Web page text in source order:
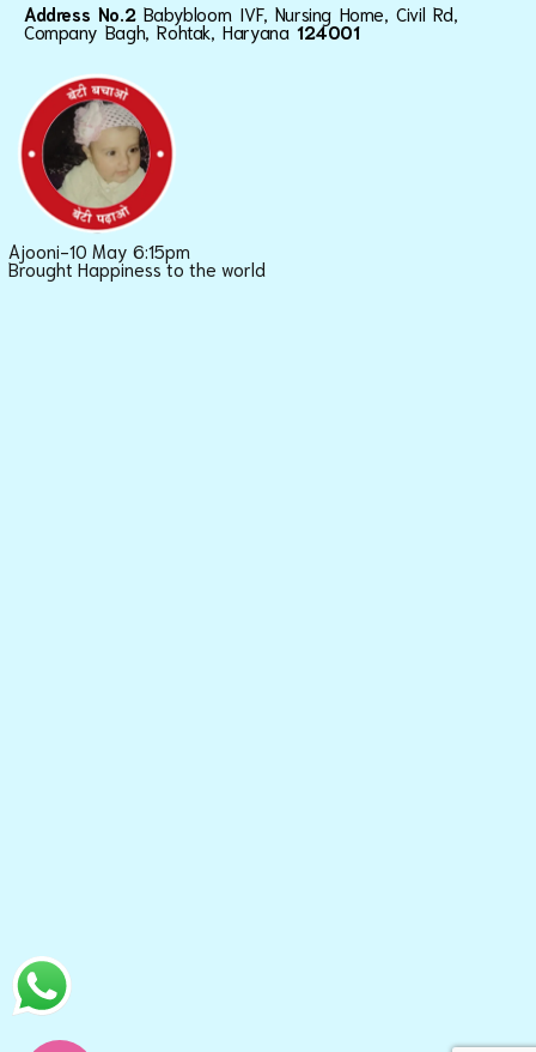
Address No.2 Babybloom IVF, Nursing Home, Civil Rd,
Company Bagh, Rohtak, Haryana124001
Ajooni-10 May 6:15pm
Brought Happiness to the world